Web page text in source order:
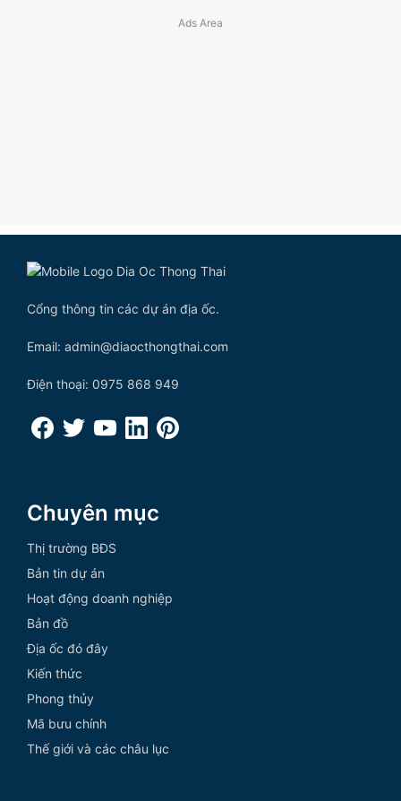
Cổng thông tin các dự án địa ốc.
Email: admin@diaocthongthai.com
Điện thoại: 0975 868 949
Chuyên mục
Thị trường BĐS
Bản tin dự án
Hoạt động doanh nghiệp
Bản đồ
Địa ốc đó đây
Kiến thức
Phong thủy
Mã bưu chính
Thế giới và các châu lục